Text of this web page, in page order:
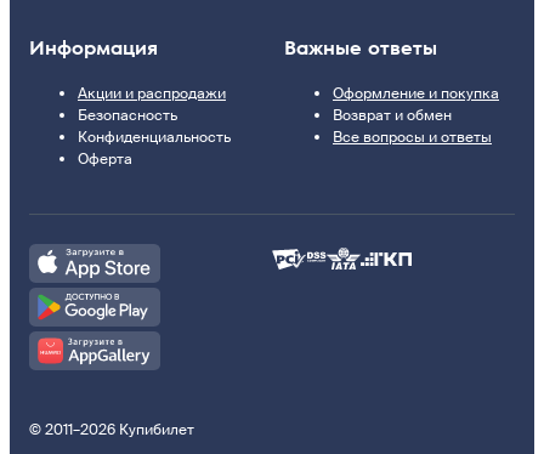
Информация
Акции и распродажи
Безопасность
Конфиденциальность
Оферта
Важные ответы
Оформление и покупка
Возврат и обмен
Все вопросы и ответы
© 2011–2026 Купибилет